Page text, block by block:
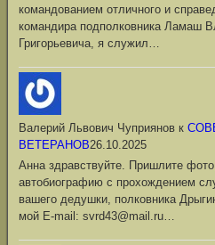
командованием отличного и
командира подполковника Ламаш
Григорьевича, я служил…
Валерий Львович Чуприяновк
ВЕТЕРАНОВ26.10.2025
Анна здравствуйте. Пришлите
автобиографию с прохождением
вашего дедушки, полковника
мой Е-mail: svrd43@mail.ru…